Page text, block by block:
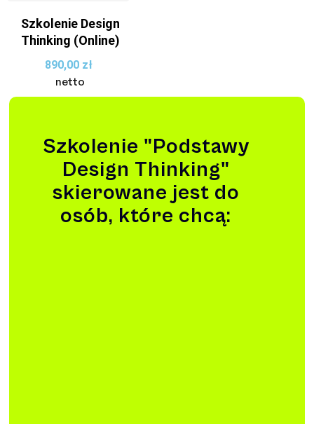
Szkolenie Design
Thinking (Online)
890,00 zł
netto
Szkolenie "Podstawy
Design Thinking"
skierowane jest do
osób, które chcą: